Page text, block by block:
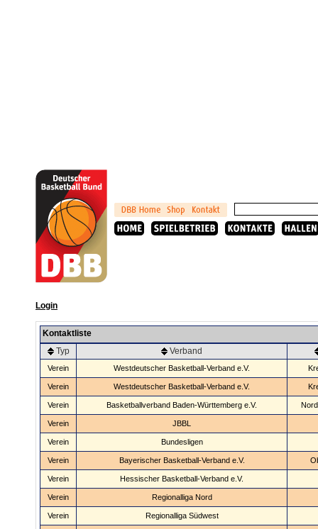
Login
Kontaktliste
Typ
Verband
Verein Westdeutscher Basketball-Verband e.V.
Verein Westdeutscher Basketball-Verband e.V.
Verein Basketballverband Baden-Württemberg e.V.
Verein JBBL
Verein Bundesligen
Verein Bayerischer Basketball-Verband e.V.
Verein Hessischer Basketball-Verband e.V.
Verein Regionalliga Nord
Verein Regionalliga Südwest